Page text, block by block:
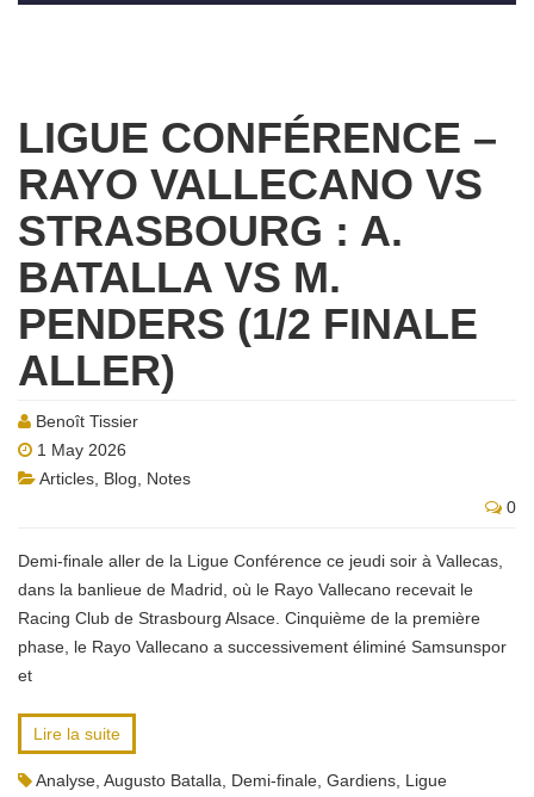
LIGUE CONFÉRENCE –
RAYO VALLECANO VS
STRASBOURG : A.
BATALLA VS M.
PENDERS (1/2 FINALE
ALLER)
Benoît Tissier
1 May 2026
Articles Blog
Notes
0
Demi-finale aller de la Ligue Conférence ce jeudi soir à Vallecas,
dans la banlieue de Madrid, où le Rayo Vallecano recevait le
Racing Club de Strasbourg Alsace. Cinquième de la première
phase, le Rayo Vallecano a successivement éliminé Samsunspor
et
Lire la suite
Analyse Augusto Batalla Demi-finale Gardiens Ligue